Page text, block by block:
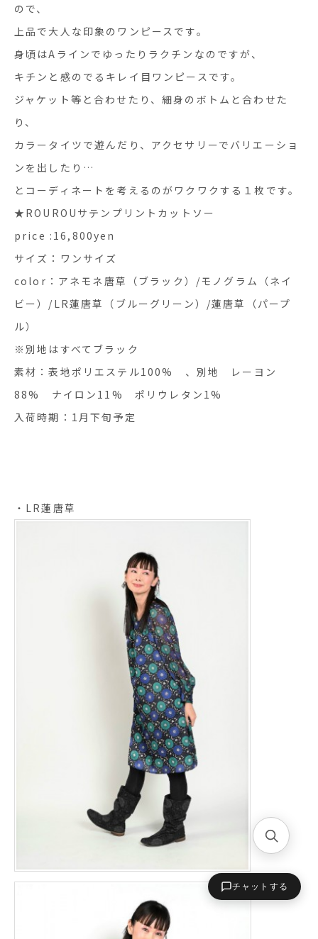
ので、
上品で大人な印象のワンピースです。
身頃はAラインでゆったりラクチンなのですが、
キチンと感のでるキレイ目ワンピースです。
ジャケット等と合わせたり、細身のボトムと合わせた
り、
カラータイツで遊んだり、アクセサリーでバリエーショ
ンを出したり…
とコーディネートを考えるのがワクワクする１枚です。
★ROUROUサテンプリントカットソー
price :16,800yen
サイズ：ワンサイズ
color：アネモネ唐草（ブラック）/モノグラム（ネイ
ビー）/LR蓮唐草（ブルーグリーン）/蓮唐草（パープ
ル）
※別地はすべてブラック
素材：表地ポリエステル100% 、別地 レーヨン
88% ナイロン11% ポリウレタン1%
入荷時期：1月下旬予定
・LR蓮唐草
チャットする